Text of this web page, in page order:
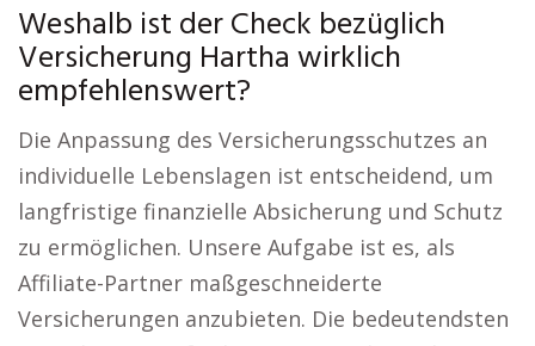
Weshalb ist der Check bezüglich
Versicherung Hartha wirklich
empfehlenswert?
Die Anpassung des Versicherungsschutzes an
individuelle Lebenslagen ist entscheidend, um
langfristige finanzielle Absicherung und Schutz
zu ermöglichen. Unsere Aufgabe ist es, als
Affiliate-Partner maßgeschneiderte
Versicherungen anzubieten. Die bedeutendsten